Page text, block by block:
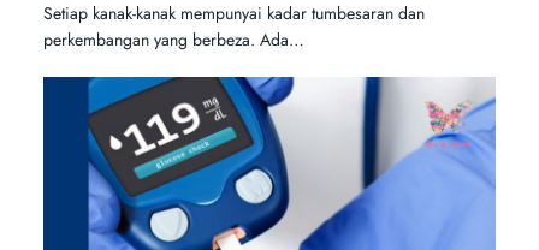
Setiap kanak-kanak mempunyai kadar tumbesaran dan
perkembangan yang berbeza. Ada…